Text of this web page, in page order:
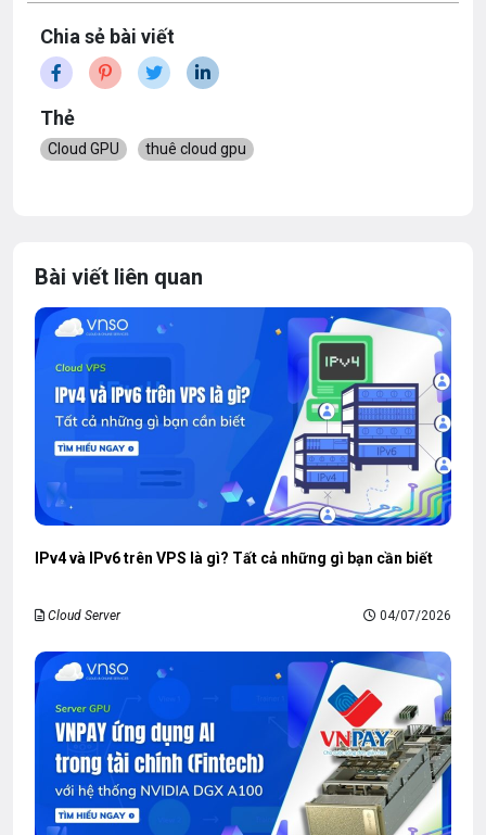
Chia sẻ bài viết
Thẻ
Cloud GPU thuê cloud gpu
Bài viết liên quan
IPv4 và IPv6 trên VPS là gì? Tất cả những gì bạn cần biết
Cloud Server 04/07/2026